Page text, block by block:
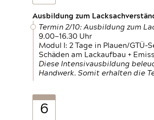
Ausbildung zum
Termin 2/10: Ausbildung zum
9.00—16.30 Uhr
Modul I: 2 Tage in Plauen/
Schäden am Lackaufbau +
Diese Intensivausbildung
Handwerk. Somit erhalten die
6